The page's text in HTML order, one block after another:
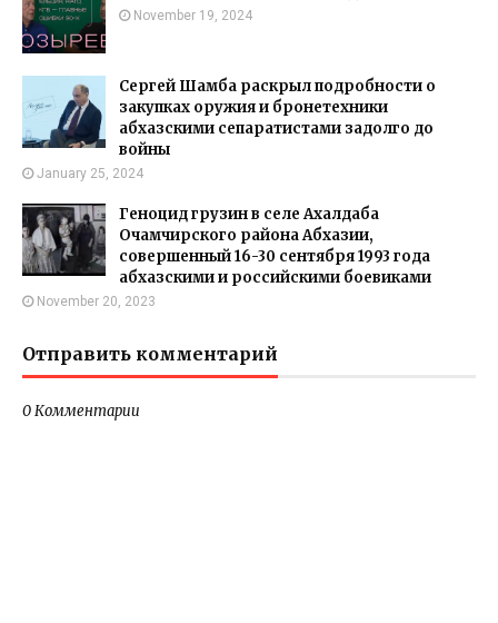
November 19, 2024
Сергей Шамба раскрыл подробности о
закупках оружия и бронетехники
абхазскими сепаратистами задолго до
войны
January 25, 2024
Геноцид грузин в селе Ахалдаба
Очамчирского района Абхазии,
совершенный 16-30 сентября 1993 года
абхазскими и российскими боевиками
November 20, 2023
Отправить комментарий
0 Комментарии